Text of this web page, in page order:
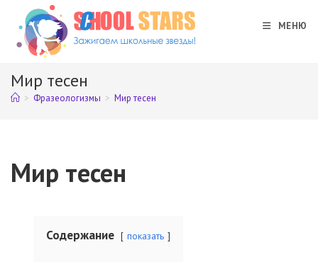
Перейти
содержимому
МЕНЮ
Мир тесен
> Фразеологизмы > Мир тесен
Мир тесен
Содержание показать